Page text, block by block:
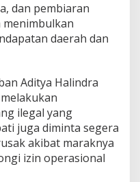
dan pembiaran
daerah dan
Aditya Halindra
ilegal yang
juga diminta segera
akibat maraknya
izin operasional